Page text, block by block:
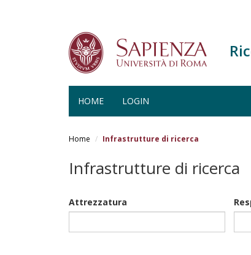
HOME LOGIN
Home Infrastrutture di ricerca
Infrastrutture di ricerca
Attrezzatura